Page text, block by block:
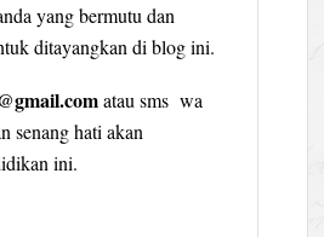
yang bermutu dan
ditayangkan di blog ini.
atau sms wa
senang hati akan
ini.